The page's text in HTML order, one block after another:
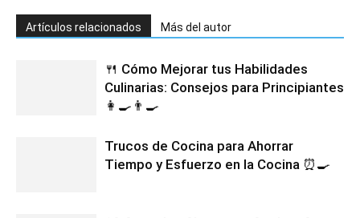
Artículos relacionados Más del autor
🍴 Cómo Mejorar tus Habilidades
Culinarias: Consejos para Principiantes
👩‍🍳👨‍🍳
Trucos de Cocina para Ahorrar
Tiempo y Esfuerzo en la Cocina ⏰🍳